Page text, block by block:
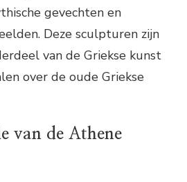
gevechten en
Deze sculpturen zijn
van de Griekse kunst
over de oude Griekse
van de Athene